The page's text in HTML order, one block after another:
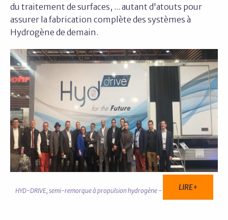
du traitement de surfaces, ... autant d'atouts pour
assurer la fabrication complète des systèmes à
Hydrogène de demain.
HYD-DRIVE, semi-remorque à propulsion hydrogène - LIRE+